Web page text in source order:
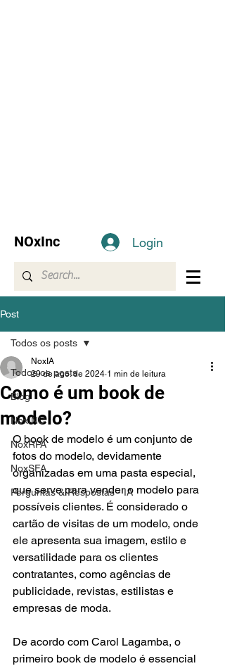
NOxInc Login
Post
Todos os posts
Blog
NoxINC
NoxRPA
NoxSFA
Perguntas & Respostas - IA
Todos os posts
Como é um book de
modelo?
NoxIA
29 de ago. de 2024 1 min de leitura
O book de modelo é um conjunto de
fotos do modelo, devidamente
organizadas em uma pasta especial,
que serve para vender o modelo para
possíveis clientes. É considerado o
cartão de visitas de um modelo, onde
ele apresenta sua imagem, estilo e
versatilidade para os clientes
contratantes, como agências de
publicidade, revistas, estilistas e
empresas de moda.
De acordo com Carol Lagamba, o
primeiro book de modelo é essencial